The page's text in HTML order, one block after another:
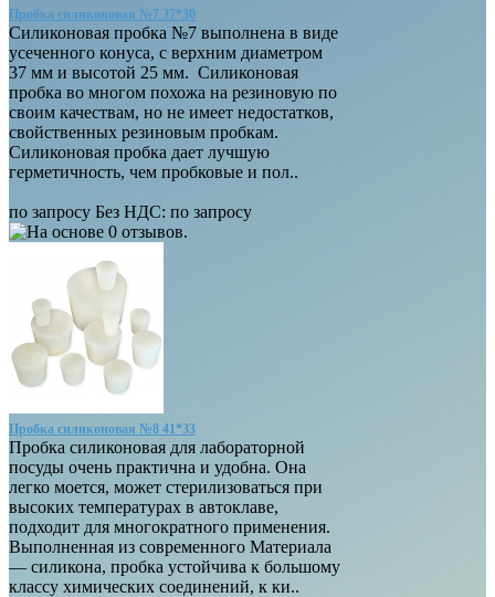
Пробка силиконовая №7 37*30
Силиконовая пробка №7 выполнена в виде
усеченного конуса, с верхним диаметром
37 мм и высотой 25 мм. Силиконовая
пробка во многом похожа на резиновую по
своим качествам, но не имеет недостатков,
свойственных резиновым пробкам.
Силиконовая пробка дает лучшую
герметичность, чем пробковые и пол..
по запросу Без НДС: по запросу
Пробка силиконовая №8 41*33
Пробка силиконовая для лабораторной
посуды очень практична и удобна. Она
легко моется, может стерилизоваться при
высоких температурах в автоклаве,
подходит для многократного применения.
Выполненная из современного Материала
— силикона, пробка устойчива к большому
классу химических соединений, к ки..